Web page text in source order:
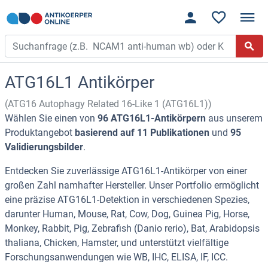
ATG16L1 Antikörper
(ATG16 Autophagy Related 16-Like 1 (ATG16L1))
Wählen Sie einen von 96 ATG16L1-Antikörpern aus unserem
Produktangebot basierend auf 11 Publikationen und 95
Validierungsbilder.
Entdecken Sie zuverlässige ATG16L1-Antikörper von einer
großen Zahl namhafter Hersteller. Unser Portfolio ermöglicht
eine präzise ATG16L1-Detektion in verschiedenen Spezies,
darunter Human, Mouse, Rat, Cow, Dog, Guinea Pig, Horse,
Monkey, Rabbit, Pig, Zebrafish (Danio rerio), Bat, Arabidopsis
thaliana, Chicken, Hamster, und unterstützt vielfältige
Forschungsanwendungen wie WB, IHC, ELISA, IF, ICC.